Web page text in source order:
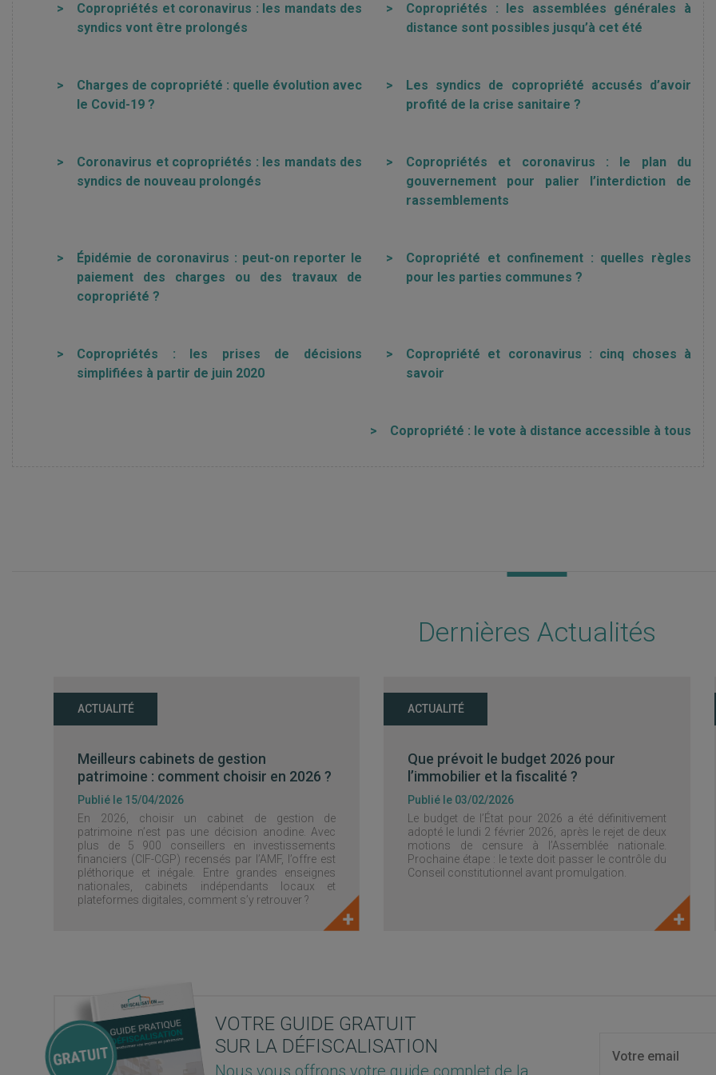
>
Copropriétés et coronavirus : les mandats des
syndics vont être prolongés
>
Copropriétés : les assemblées générales à
distance sont possibles jusqu’à cet été
>
Charges de copropriété : quelle évolution avec
le Covid-19 ?
>
Les syndics de copropriété accusés d’avoir
profité de la crise sanitaire ?
>
Coronavirus et copropriétés : les mandats des
syndics de nouveau prolongés
>
Copropriétés et coronavirus : le plan du
gouvernement pour palier l’interdiction de
rassemblements
>
Épidémie de coronavirus : peut-on reporter le
paiement des charges ou des travaux de
copropriété ?
>
Copropriété et confinement : quelles règles
pour les parties communes ?
>
Copropriétés : les prises de décisions
simplifiées à partir de juin 2020
>
Copropriété et coronavirus : cinq choses à
savoir
> Copropriété : le vote à distance accessible à tous
Dernières Actualités
ACTUALITÉ
Meilleurs cabinets de gestion
patrimoine : comment choisir en 2026 ?
Publié le 15/04/2026
En 2026, choisir un cabinet de gestion de
patrimoine n’est pas une décision anodine. Avec
plus de 5 900 conseillers en investissements
financiers (CIF-CGP) recensés par l’AMF, l’offre est
pléthorique et inégale. Entre grandes enseignes
nationales, cabinets indépendants locaux et
plateformes digitales, comment s’y retrouver ?
ACTUALITÉ
Que prévoit le budget 2026 pour
l’immobilier et la fiscalité ?
Publié le 03/02/2026
Le budget de l’État pour 2026 a été définitivement
adopté le lundi 2 février 2026, après le rejet de deux
motions de censure à l’Assemblée nationale.
Prochaine étape : le texte doit passer le contrôle du
Conseil constitutionnel avant promulgation.
VOTRE GUIDE GRATUIT
SUR LA DÉFISCALISATION
Nous vous offrons votre guide complet de la